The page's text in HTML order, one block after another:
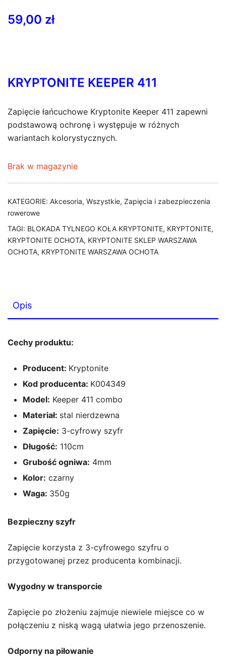
59,00 zł
KRYPTONITE KEEPER 411
Zapięcie łańcuchowe Kryptonite Keeper 411 zapewni
podstawową ochronę i występuje w różnych
wariantach kolorystycznych.
Brak w magazynie
KATEGORIE: Akcesoria, Wszystkie, Zapięcia i zabezpieczenia
rowerowe
TAGI: BLOKADA TYLNEGO KOŁA KRYPTONITE, KRYPTONITE,
KRYPTONITE OCHOTA, KRYPTONITE SKLEP WARSZAWA
OCHOTA, KRYPTONITE WARSZAWA OCHOTA
Opis
Cechy produktu:
Producent: Kryptonite
Kod producenta: K004349
Model: Keeper 411 combo
Materiał: stal nierdzewna
Zapięcie: 3-cyfrowy szyfr
Długość: 110cm
Grubość ogniwa: 4mm
Kolor: czarny
Waga: 350g
Bezpieczny szyfr
Zapięcie korzysta z 3-cyfrowego szyfru o
przygotowanej przez producenta kombinacji.
Wygodny w transporcie
Zapięcie po złożeniu zajmuje niewiele miejsce co w
połączeniu z niską wagą ułatwia jego przenoszenie.
Odporny na piłowanie